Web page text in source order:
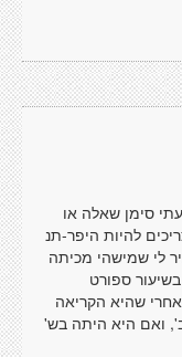
סימן שאלה או
להיות היפר-תנ
לי שמישהי מכיתה
ספורט
שהיא הקריאה
ואם היא היתה בש'